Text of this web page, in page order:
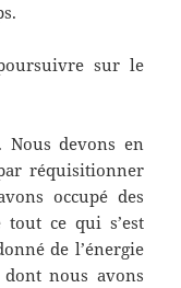
sur le
Nous devons en
réquisitionner
occupé des
tout ce qui s’est
de l’énergie
dont nous avons